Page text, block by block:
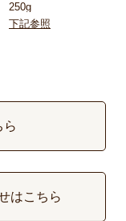
250g
下記参照
ら
はこちら